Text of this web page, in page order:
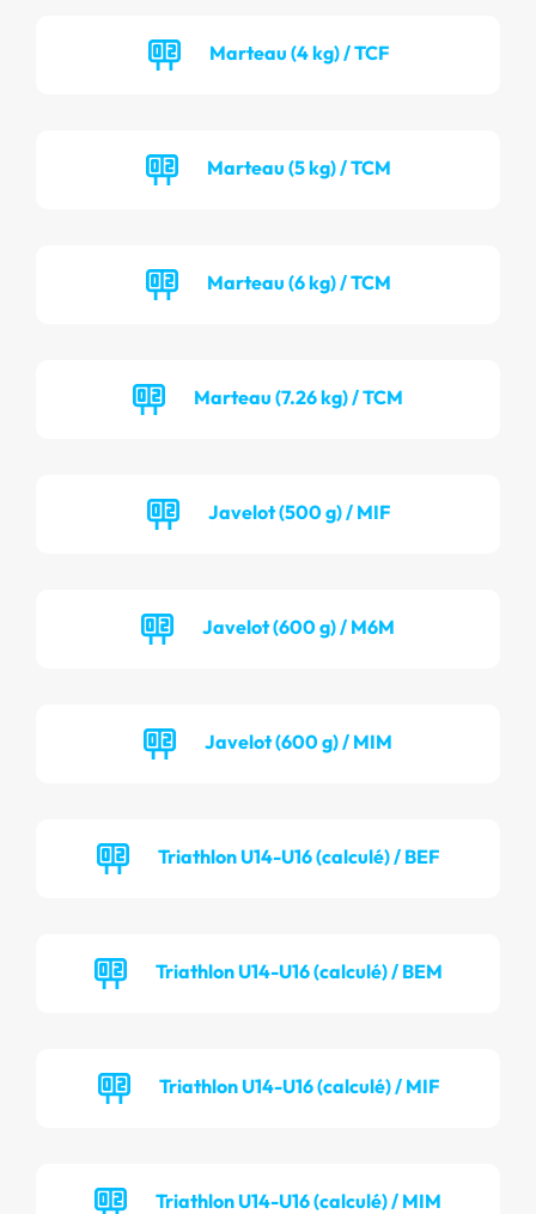
Marteau (4 kg) / TCF
Marteau (5 kg) / TCM
Marteau (6 kg) / TCM
Marteau (7.26 kg) / TCM
Javelot (500 g) / MIF
Javelot (600 g) / M6M
Javelot (600 g) / MIM
Triathlon U14-U16 (calculé) / BEF
Triathlon U14-U16 (calculé) / BEM
Triathlon U14-U16 (calculé) / MIF
Triathlon U14-U16 (calculé) / MIM